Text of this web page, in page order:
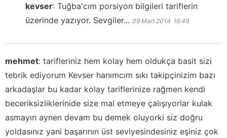
kevser: Tuğba'cım porsiyon bilgileri tariflerin
üzerinde yazıyor. Sevgiler... 09 Mart 2014 16:49
mehmet: tarifleriniz hem kolay hem oldukça basit sizi
tebrik ediyorum Kevser hanımcım sıkı takipçinizim bazı
arkadaşlar bu kadar kolay tariflerinize rağmen kendi
beceriksizliklerinide size mal etmeye çalışıyorlar kulak
asmayın aynen devam bu demek oluyorki siz doğru
yoldasınız yani başarının üst seviyesindesiniz eşiniz çok